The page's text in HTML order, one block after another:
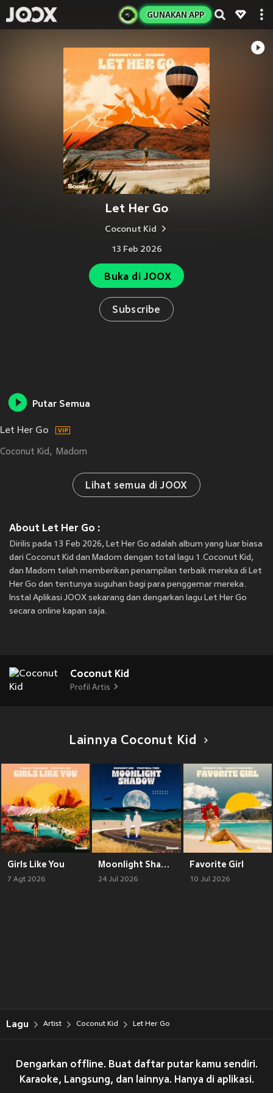
GUNAKAN APP
Let Her Go
Coconut Kid
13 Feb 2026
Buka di JOOX
Subscribe
Putar Semua
Let Her Go
Coconut Kid Madom
Lihat semua di JOOX
About Let Her Go :
Dirilis pada 13 Feb 2026, Let Her Go adalah album yang luar biasa
dari Coconut Kid dan Madom dengan total lagu 1.Coconut Kid,
dan Madom telah memberikan penampilan terbaik mereka di Let
Her Go dan tentunya suguhan bagi para penggemar mereka.
Instal Aplikasi JOOX sekarang dan dengarkan lagu Let Her Go
secara online kapan saja.
Coconut Kid
Profil Artis
Lainnya Coconut Kid
Girls Like You
7 Agt 2026
Moonlight Shadow
24 Jul 2026
Favorite Girl
10 Jul 2026
Lagu Artist Coconut Kid Let Her Go
Dengarkan offline. Buat daftar putar kamu sendiri.
Karaoke, Langsung, dan lainnya. Hanya di aplikasi.